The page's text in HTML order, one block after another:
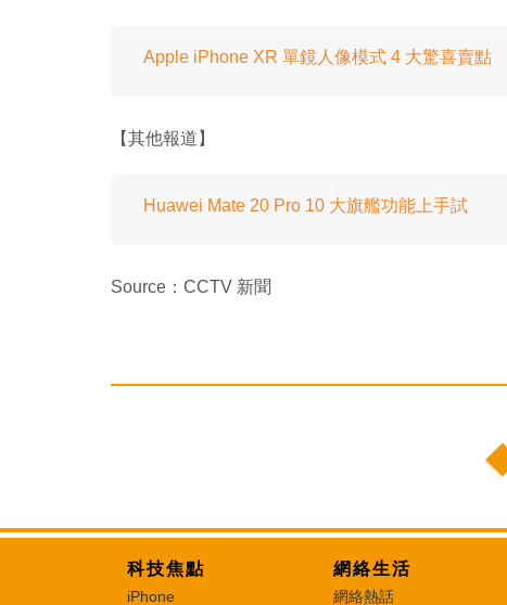
Apple iPhone XR 單鏡人像模式 4 大驚喜賣點
【其他報道】
Huawei Mate 20 Pro 10 大旗艦功能上手試
Source：CCTV 新聞
科技焦點
iPhone
網絡生活
網絡熱話